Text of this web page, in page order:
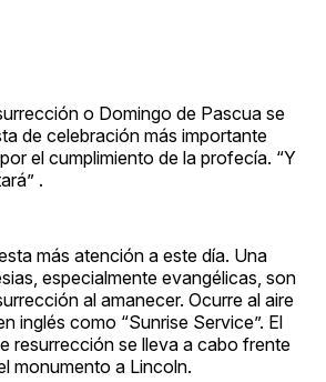
o Domingo de Pascua se
de celebración más importante
el cumplimiento de la profecía. “Y
.
más atención a este día. Una
especialmente evangélicas, son
al amanecer. Ocurre al aire
inglés como “Sunrise Service”. El
resurrección se lleva a cabo frente
monumento a Lincoln.